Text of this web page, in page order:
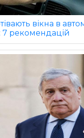
вікна в
7 рекомендацій